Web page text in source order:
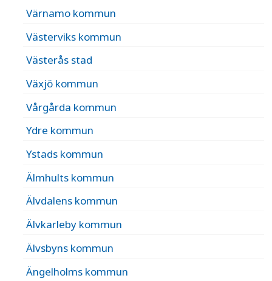
Värnamo kommun
Västerviks kommun
Västerås stad
Växjö kommun
Vårgårda kommun
Ydre kommun
Ystads kommun
Älmhults kommun
Älvdalens kommun
Älvkarleby kommun
Älvsbyns kommun
Ängelholms kommun